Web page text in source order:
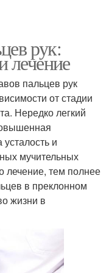
рук:
пальцев рук
от стадии
Нередко легкий
и
мучительных
лечение, тем полнее
в преклонном
жизни в